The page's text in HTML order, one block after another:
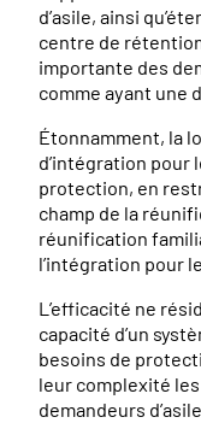
d’asile, ainsi
centre de
importante des
comme ayant une
Étonnamment, la
d’intégration pour
protection, en
champ de la
réunification
l’intégration pour
L’efficacité ne
capacité d’un
besoins de
leur complexité
demandeurs d’asile.